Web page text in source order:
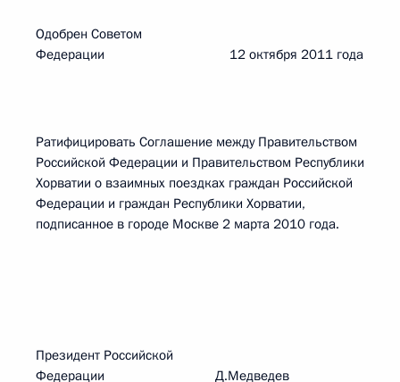
Одобрен Советом
Федерации 12 октября 2011 года
Ратифицировать Соглашение между Правительством
Российской Федерации и Правительством Республики
Хорватии о взаимных поездках граждан Российской
Федерации и граждан Республики Хорватии,
подписанное в городе Москве 2 марта 2010 года.
Президент Российской
Федерации Д.Медведев